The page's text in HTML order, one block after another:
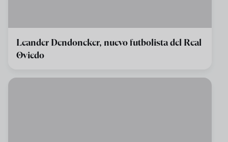
Leander Dendoncker, nuevo futbolista del Real
Oviedo